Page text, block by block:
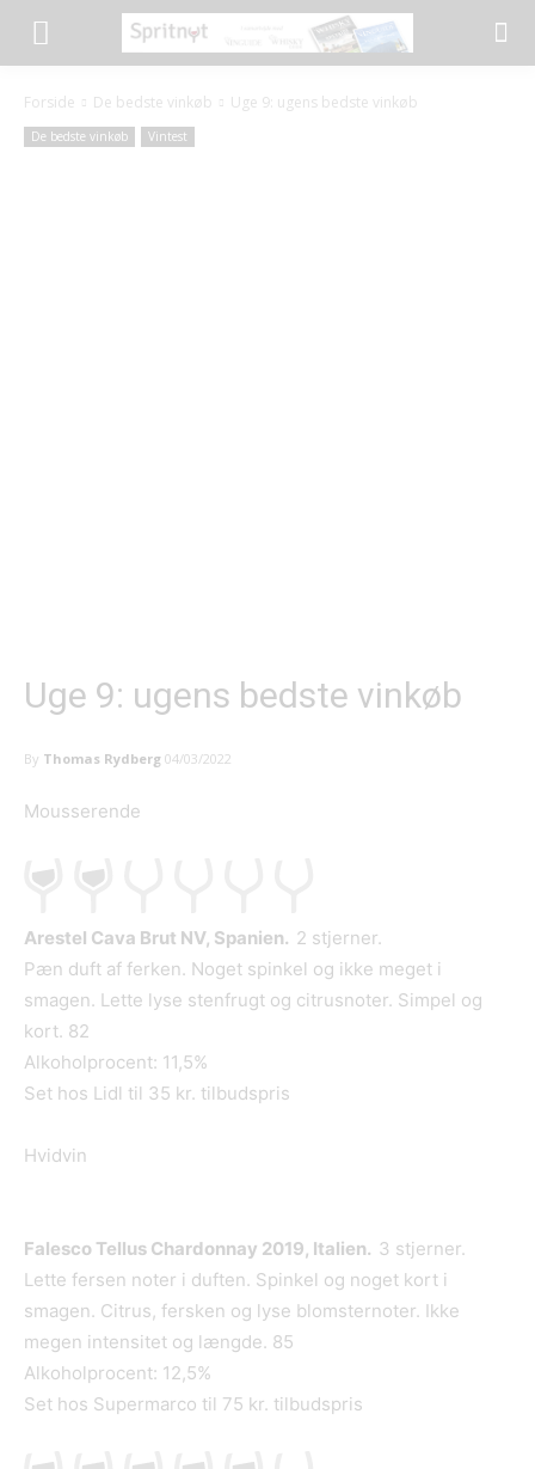
Forside De bedste vinkøb Uge 9: ugens bedste vinkøb
De bedste vinkøb Vintest
Uge 9: ugens bedste vinkøb
By Thomas Rydberg 04/03/2022
Mousserende
Arestel Cava Brut NV, Spanien. 2 stjerner.
Pæn duft af ferken. Noget spinkel og ikke meget i
smagen. Lette lyse stenfrugt og citrusnoter. Simpel og
kort. 82
Alkoholprocent: 11,5%
Set hos Lidl til 35 kr. tilbudspris
Hvidvin
Falesco Tellus Chardonnay 2019, Italien. 3 stjerner.
Lette fersen noter i duften. Spinkel og noget kort i
smagen. Citrus, fersken og lyse blomsternoter. Ikke
megen intensitet og længde. 85
Alkoholprocent: 12,5%
Set hos Supermarco til 75 kr. tilbudspris